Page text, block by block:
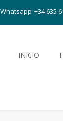
Whatsapp: +34 635
INICIO